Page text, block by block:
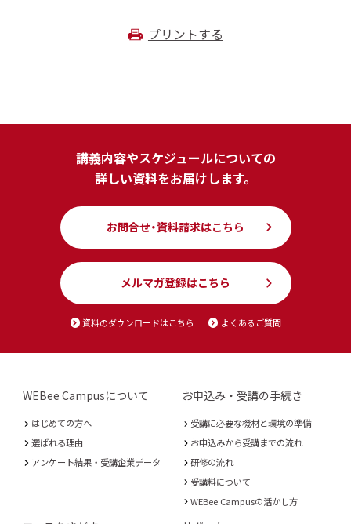
プリントする
講義内容やスケジュールについての
詳しい資料をお届けします。
お問合せ・資料請求はこちら
メルマガ登録はこちら
資料のダウンロードはこちら よくあるご質問
WEBee Campusについて
はじめての方へ
選ばれる理由
アンケート結果・受講企業データ
お申込み・受講の手続き
受講に必要な機材と環境の準備
お申込みから受講までの流れ
研修の流れ
受講料について
WEBee Campusの活かし方